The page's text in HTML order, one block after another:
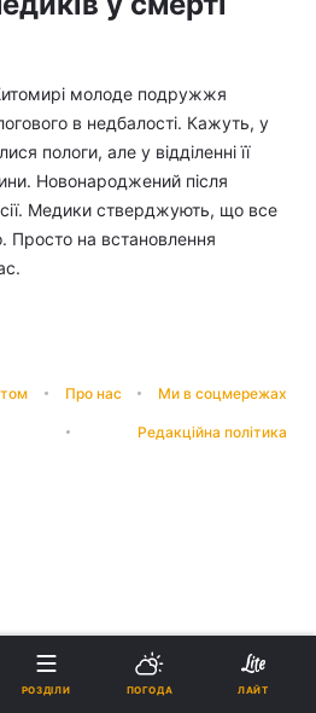
молоде подружжя
в недбалості. Кажуть, у
пологи, але у відділенні її
Новонароджений після
Медики стверджують, що все
Просто на встановлення
Про нас Ми в соцмережах
Редакційна політика
РОЗДІЛИ ПОГОДА ЛАЙТ